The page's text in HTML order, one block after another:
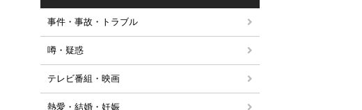
事件・事故・トラブル
噂・疑惑
テレビ番組・映画
熱愛・結婚・妊娠